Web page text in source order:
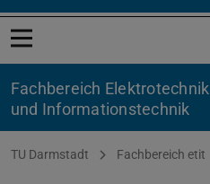
Menü öffnen
Fachbereich Elektrotechnik
und Informationstechnik
Sie befinden sich hier:
TU Darmstadt Fachbereich etit